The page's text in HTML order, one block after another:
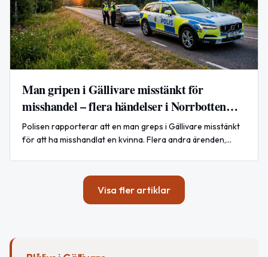
Man gripen i Gällivare misstänkt för
misshandel – flera händelser i Norrbotten
under natten
Polisen rapporterar att en man greps i Gällivare misstänkt
för att ha misshandlat en kvinna. Flera andra ärenden,
Visa fler artiklar